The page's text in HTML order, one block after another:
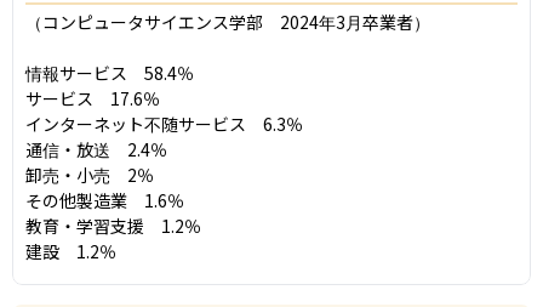
（コンピュータサイエンス学部　2024年3月卒業者）
情報サービス　58.4％
サービス　17.6％
インターネット不随サービス　6.3％
通信・放送　2.4％
卸売・小売　2％
その他製造業　1.6％
教育・学習支援　1.2％
建設　1.2％